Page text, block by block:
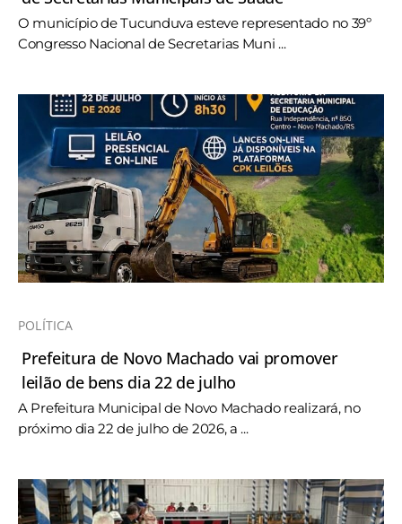
O município de Tucunduva esteve representado no 39º
Congresso Nacional de Secretarias Muni ...
POLÍTICA
Prefeitura de Novo Machado vai promover
leilão de bens dia 22 de julho
A Prefeitura Municipal de Novo Machado realizará, no
próximo dia 22 de julho de 2026, a ...